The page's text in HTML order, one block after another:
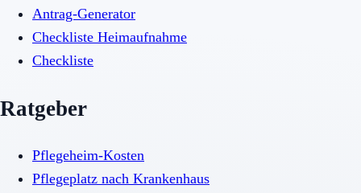
Antrag-Generator
Checkliste Heimaufnahme
Checkliste
Ratgeber
Pflegeheim-Kosten
Pflegeplatz nach Krankenhaus